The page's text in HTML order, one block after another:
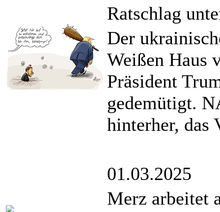
Ratschlag
Der
Weißen Haus
Präsident
gedemütigt.
hinterher, das
01.03.2025
Merz arbeitet